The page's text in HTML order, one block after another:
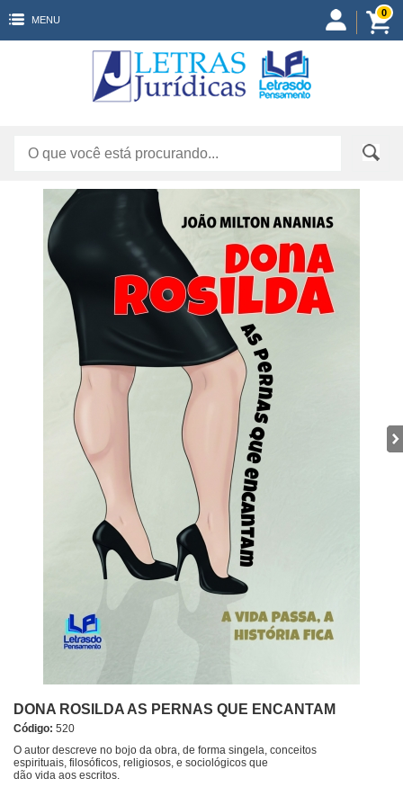
MENU
0
DONA ROSILDA AS PERNAS QUE ENCANTAM
Código: 520
O autor descreve no bojo da obra, de forma singela, conceitos
espirituais, filosóficos, religiosos, e sociológicos que
dão vida aos escritos.